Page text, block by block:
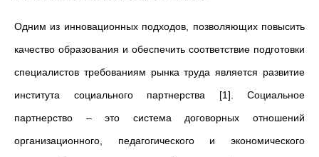
Одним из инновационных подходов, позволяющих повысить
качество образования и обеспечить соответствие подготовки
специалистов требованиям рынка труда является развитие
института социального партнерства [1]. Социальное
партнерство – это система договорных отношений
организационного, педагогического и экономического